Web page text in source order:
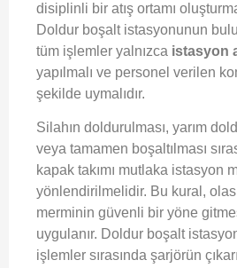
disiplinli bir atış ortamı
Doldur boşalt istasyonunun
tüm işlemler yalnızca istasyon
yapılmalı ve personel verilen
şekilde uymalıdır.
Silahın doldurulması, yarım
veya tamamen boşaltılması
kapak takımı mutlaka istasyon
yönlendirilmelidir. Bu kural,
merminin güvenli bir yöne
uygulanır. Doldur boşalt
işlemler sırasında şarjörün